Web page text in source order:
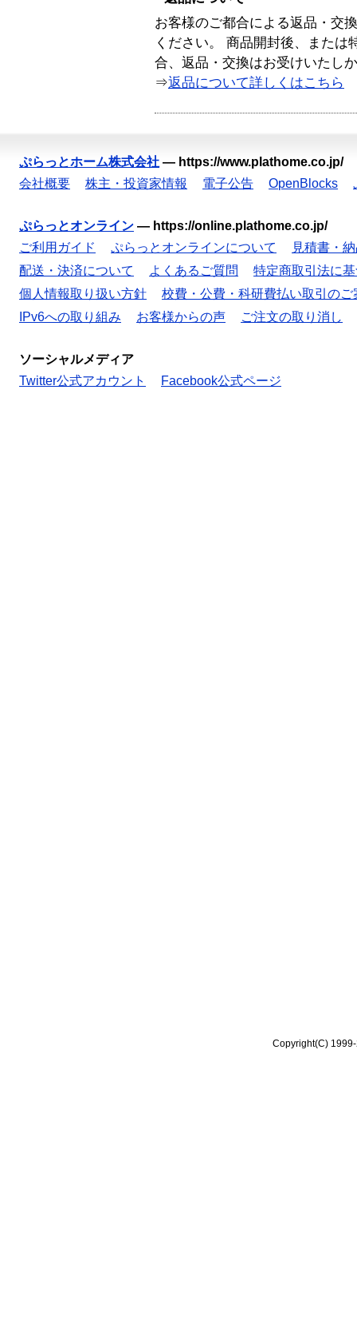
お客様のご都合による返品・交
ください。 商品開封後、または
合、返品・交換はお受けいたし
⇒返品について詳しくはこちら
ぷらっとホーム株式会社 — https://www.plathome.co.jp/
会社概要
株主・投資家情報 電子公告 OpenBlocks
ぷらっとオンライン — https://online.plathome.co.jp/
ご利用ガイド
ぷらっとオンラインについて
見積書・
配送・決済について
よくあるご質問
特定商取引法に
個人情報取り扱い方針
校費・公費・科研費払い取引のご
IPv6への取り組み
お客様からの声 ご注文の取り消し
ソーシャルメディア
Twitter公式アカウント
Facebook公式ページ
Copyright(C)